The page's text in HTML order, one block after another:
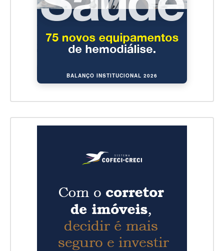
BALANÇO INSTITUCIONAL 2026